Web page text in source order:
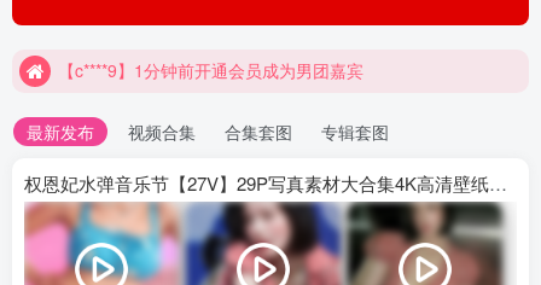
【c****9】1分钟前开通会员成为男团嘉宾
最新发布 视频合集 合集套图 专辑套图
权恩妃水弹音乐节【27V】29P写真素材大合集4K高清壁纸照片素材